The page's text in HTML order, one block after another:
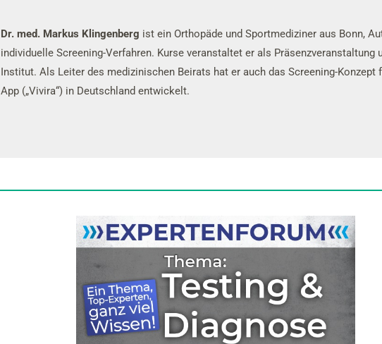
Dr. med. Markus Klingenberg ist ein Orthopäde und Sportmediziner aus Bonn,
individuelle Screening-Verfahren. Kurse veranstaltet er als
Institut. Als Leiter des medizinischen Beirats hat er auch das Screening-
App („Vivira“) in Deutschland entwickelt.